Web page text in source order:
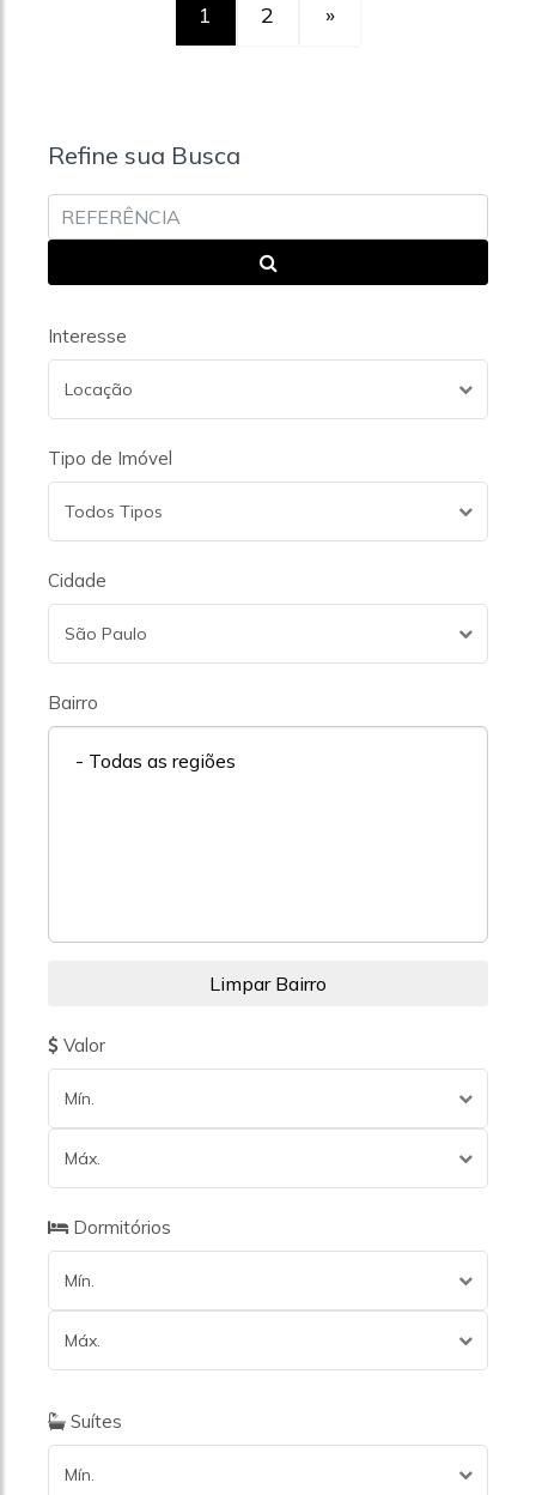
1 2 »
Refine sua Busca
Interesse
Locação
Tipo de Imóvel
Todos Tipos
Cidade
São Paulo
Bairro
- Todas as regiões
Valor
Mín.
Máx.
Dormitórios
Mín.
Máx.
Suítes
Mín.